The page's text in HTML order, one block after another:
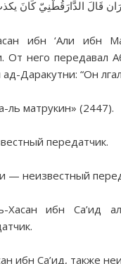
قَالَ الدَّارَقُطْنِيّ كَانَ
ибн ‘Али ибн
От него передавал
Даракутни: “Он
ль матрукин» (2447).
передатчик.
— неизвестный
ибн Са’ид
ибн Са’ид, также